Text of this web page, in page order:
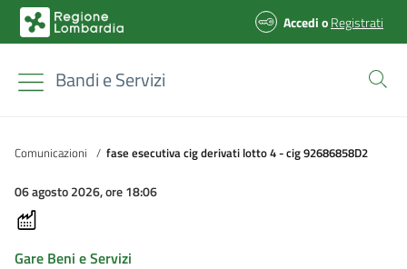
AccedioRegistrati
Bandi e Servizi
Comunicazioni / fase esecutiva cig derivati lotto 4 - cig 92686858D2
06 agosto 2026, ore 18:06
Gare Beni e Servizi